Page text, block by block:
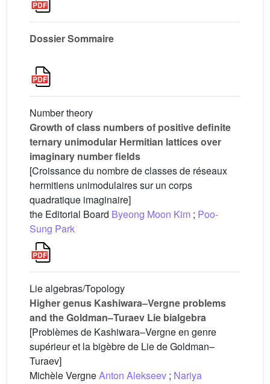
Dossier Sommaire
Number theory
Growth of class numbers of positive definite
ternary unimodular Hermitian lattices over
imaginary number fields
[Croissance du nombre de classes de réseaux
hermitiens unimodulaires sur un corps
quadratique imaginaire]
the Editorial Board Byeong Moon Kim ; Poo-
Sung Park
Lie algebras/Topology
Higher genus Kashiwara–Vergne problems
and the Goldman–Turaev Lie bialgebra
[Problèmes de Kashiwara–Vergne en genre
supérieur et la bigèbre de Lie de Goldman–
Turaev]
Michèle VergneAnton Alekseev ; Nariya